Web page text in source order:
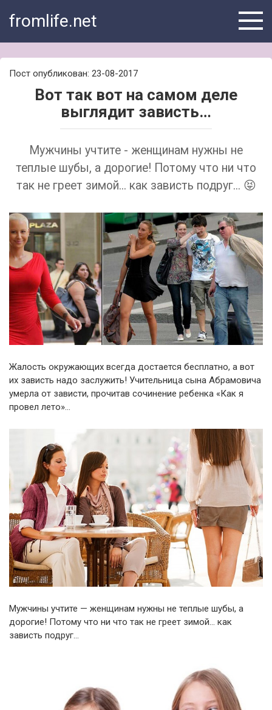
fromlife.net
Пост опубликован: 23-08-2017
Вот так вот на самом деле
выглядит зависть…
Мужчины учтите - женщинам нужны не
теплые шубы, а дорогие! Потому что ни что
так не греет зимой... как зависть подруг... 😝
Жалость окружающих всегда достается бесплатно, а вот
их зависть надо заслужить! Учительница сына Абрамовича
умерла от зависти, прочитав сочинение ребенка «Как я
провел лето»…
Мужчины учтите — женщинам нужны не теплые шубы, а
дорогие! Потому что ни что так не греет зимой… как
зависть подруг…